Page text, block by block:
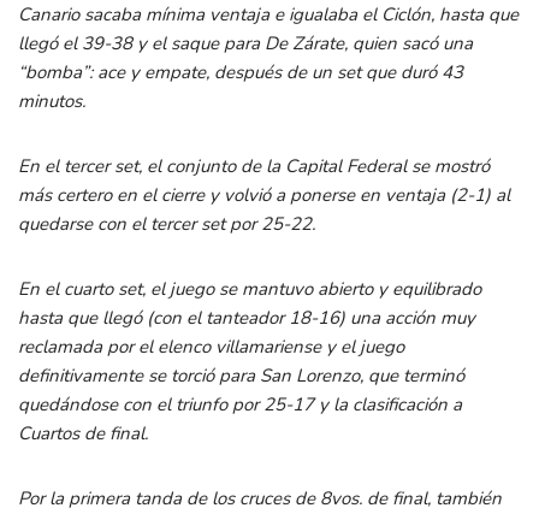
Canario sacaba mínima ventaja e igualaba el Ciclón, hasta que
llegó el 39-38 y el saque para De Zárate, quien sacó una
“bomba”: ace y empate, después de un set que duró 43
minutos.
En el tercer set, el conjunto de la Capital Federal se mostró
más certero en el cierre y volvió a ponerse en ventaja (2-1) al
quedarse con el tercer set por 25-22.
En el cuarto set, el juego se mantuvo abierto y equilibrado
hasta que llegó (con el tanteador 18-16) una acción muy
reclamada por el elenco villamariense y el juego
definitivamente se torció para San Lorenzo, que terminó
quedándose con el triunfo por 25-17 y la clasificación a
Cuartos de final.
Por la primera tanda de los cruces de 8vos. de final, también